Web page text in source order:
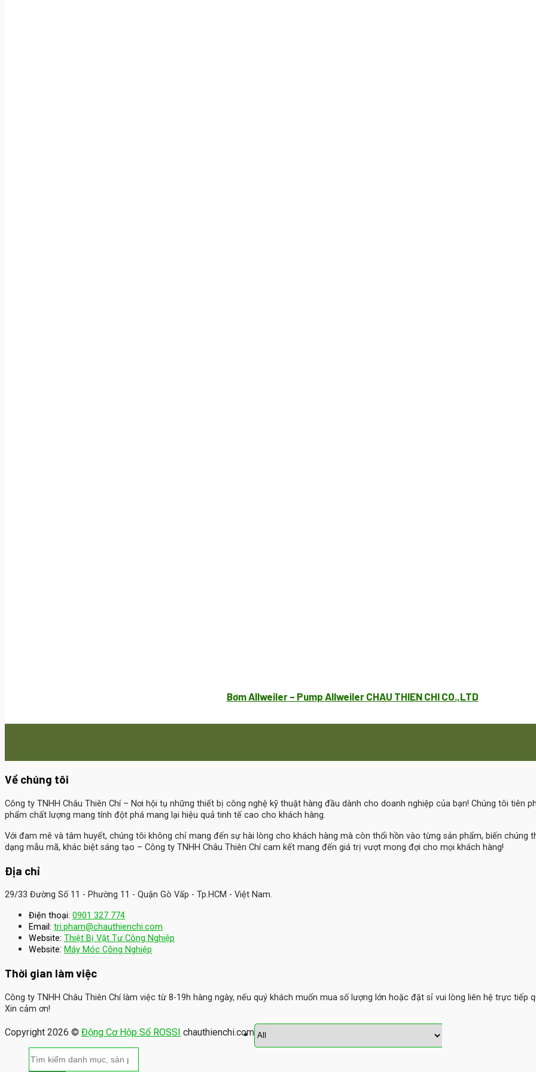
Bơm Allweiler – Pump Allweiler CHAU THIEN CHI CO.,LTD
Về chúng tôi
Công ty TNHH Châu Thiên Chí– Nơi hội tụ những thiết bị công nghệ kỹ thuật hàng đầu dành cho doanh nghiệp của bạn! Chúng tôi tiên
phẩm chất lượng mang tính đột phá mang lại hiệu quả tinh tế cao cho khách hàng.
Với đam mê và tâm huyết, chúng tôi không chỉ mang đến sự hài lòng cho khách hàng mà còn thổi hồn vào từng sản phẩm, biến chúng
dạng mẫu mã, khác biệt sáng tạo – Công ty TNHH Châu Thiên Chí cam kết mang đến giá trị vượt mong đợi cho mọi khách hàng!
Địa chỉ
29/33 Đường Số 11 - Phường 11 - Quận Gò Vấp - Tp.HCM - Việt Nam.
Điện thoại: 0901 327 774
Email: tri.pham@chauthienchi.com
Website: Thiệt Bị Vật Tư Công Nghiệp
Website: Máy Móc Công Nghiệp
Thời gian làm việc
Công ty TNHH Châu Thiên Chí làm việc từ 8-19h hàng ngày, nếu quý khách muốn mua số lượng lớn hoặc đặt sỉ vui lòng liên hệ trực tiếp
Xin cảm ơn!
Copyright 2026 © Động Cơ Hộp Số ROSSI chauthienchi.com